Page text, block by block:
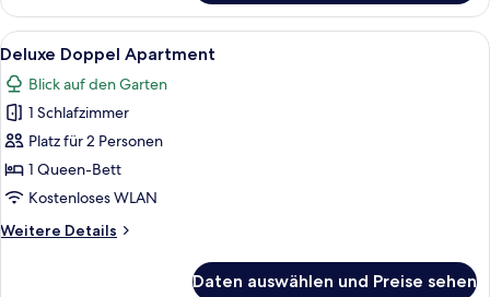
Plus
French
Zimmer,
Balkon
Alle
Fotos
für
Deluxe
Doppel
Apartment
anzeigen
Ein kompaktes Hotelzimmer mit
10
Deluxe Doppel Apartment
Blick auf den Garten
1 Schlafzimmer
Platz für 2 Personen
1 Queen-Bett
Kostenloses WLAN
Weitere Details
Weitere
Daten auswählen und Preise sehen